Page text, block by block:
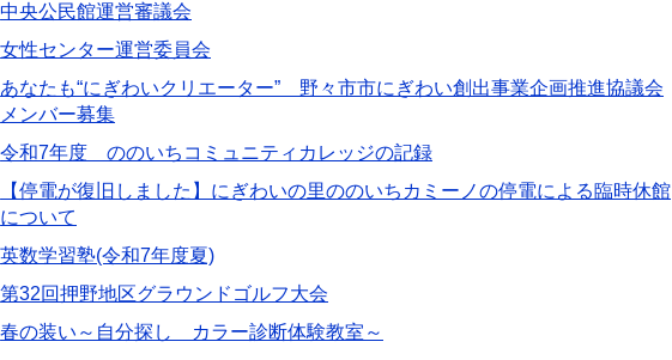
中央公民館運営審議会
女性センター運営委員会
あなたも“にぎわいクリエーター” 野々市市にぎわい創出事業企画推進協議会
メンバー募集
令和7年度 ののいちコミュニティカレッジの記録
【停電が復旧しました】にぎわいの里ののいちカミーノの停電による臨時休館
について
英数学習塾(令和7年度夏)
第32回押野地区グラウンドゴルフ大会
春の装い～自分探し カラー診断体験教室～